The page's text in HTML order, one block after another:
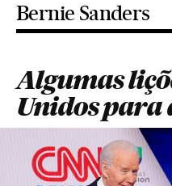
Bernie Sanders
Algumas
Unidos para